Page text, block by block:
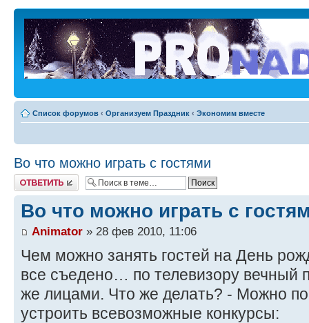
Список форумов ‹ Организуем Праздник ‹ Экономим вместе
Во что можно играть с гостями
Ответить
Во что можно играть с
Animator » 28 фев 2010, 11:06
Чем можно занять гостей на День
все съедено… по телевизору вечный
же лицами. Что же делать? - Можно
устроить всевозможные конкурсы: